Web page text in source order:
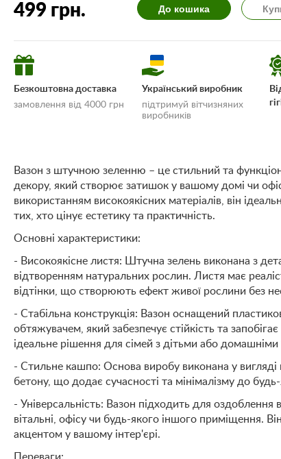
499 грн. До кошика
Безкоштовна доставка
замовлення від 4000 грн
«Умови доставки і
оплати»
Український виробник
підтримуй вітчизняних
виробників
Вазон з штучною зеленню – це стильний та
декору, який створює затишок у вашому домі чи
використанням високоякісних матеріалів, він
тих, хто цінує естетику та практичність.
Основні характеристики:
- Високоякісне листя: Штучна зелень виконана з
відтворенням натуральних рослин. Листя має
відтінки, що створюють ефект живої рослини без
- Стабільна конструкція: Вазон оснащений
обтяжувачем, який забезпечує стійкість та
ідеальне рішення для сімей з дітьми або
- Стильне кашпо: Основа виробу виконана у вигляді
бетону, що додає сучасності та мінімалізму до будь-
- Універсальність: Вазон підходить для оздоблення
вітальні, офісу чи будь-якого іншого приміщення.
акцентом у вашому інтер'єрі.